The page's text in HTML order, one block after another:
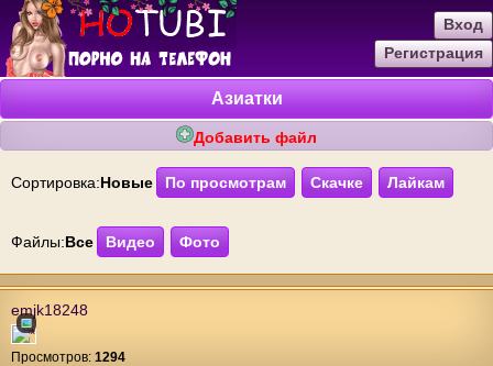
Вход
Регистрация
Азиатки
Добавить файл
Сортировка:Новые По просмотрам Скачке Лайкам
Файлы:Все Видео Фото
emjk18248
Проcмотров: 1294